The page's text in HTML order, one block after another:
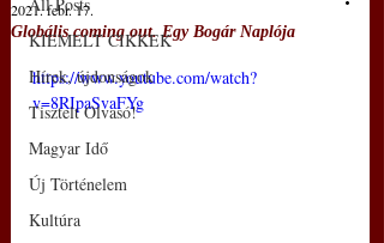
KIEMELT CIKKEK
Hírek, újdonságok
Tisztelt Olvasó!
Magyar Idő
Új Történelem
Kultúra
Globális coming out. Egy Bogár Naplója
2021. febr. 17.
https://www.youtube.com/watch?
v=8RIpaSvaFYg